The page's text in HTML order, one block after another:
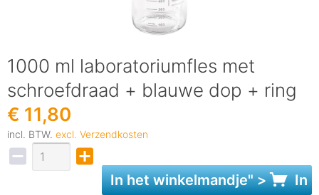
1000 ml laboratoriumfles met
schroefdraad + blauwe dop + ring
€ 11,80
incl. BTW. excl. Verzendkosten
In hetwinkelmandje" > In